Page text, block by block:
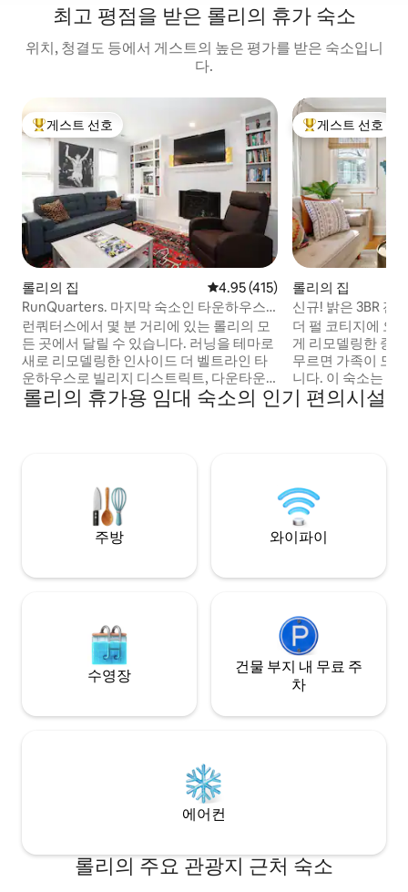
최고 평점을 받은 롤리의 휴가 숙소
위치, 청결도 등에서 게스트의 높은 평가를 받은 숙소입니
다.
상위 게스트 선호
게스트 선호
롤리의 집 평점 4.95점(5점 만점), 후기 415
4.95 (415)
RunQuarters. 마지막 숙소인 타운하우스
는 모든 것에 가깝습니다.
런쿼터스에서 몇 분 거리에 있는 롤리의 모
든 곳에서 달릴 수 있습니다. 러닝을 테마로
새로 리모델링한 인사이드 더 벨트라인 타
운하우스로 빌리지 디스트릭트, 다운타운,
노스캐롤라이나 주립대, 메러디스, 피스, 움
스테드 파크, 글렌우드 사우스, 노스 힐스,
인더 -무료 주차 -세탁기/건조기 -열쇠 없는
보안 출입구 -코너 책상 -300Mbps 와이파
상위 게스트 선호
게스트 선호
롤리의 집
신규! 밝은 3BR 전
처
더 펄 코티지에 오
게 리모델링한 중
무르면 가족이 모
니다. 이 숙소는
장, PNC 아레나,
케리 시내, 쇼핑,
연결된 미니 울타
넓은 뒤뜰이 있습
롤리의 휴가용 임대 숙소의 인기 편의시설
주방 와이파이
수영장
건물 부지 내 무료 주
차
에어컨
롤리의 주요 관광지 근처 숙소